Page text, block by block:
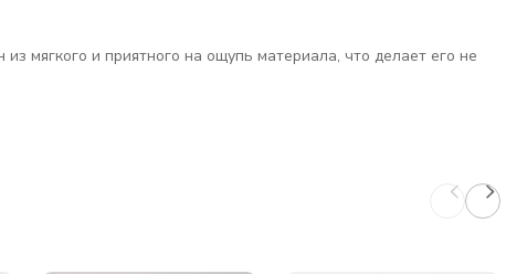
мягкого и приятного на ощупь материала, что делает его не